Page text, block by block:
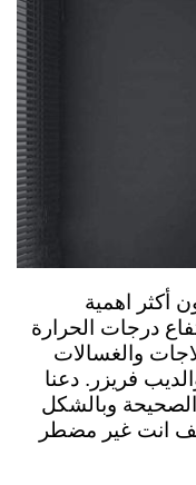
أكثر اهمية
درجات الحرارة
والغسالات
فريزر. دعنا
الصحيحة وبالشكل
انت غير مضطر